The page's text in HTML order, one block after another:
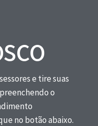
e tire suas
o
no botão abaixo.